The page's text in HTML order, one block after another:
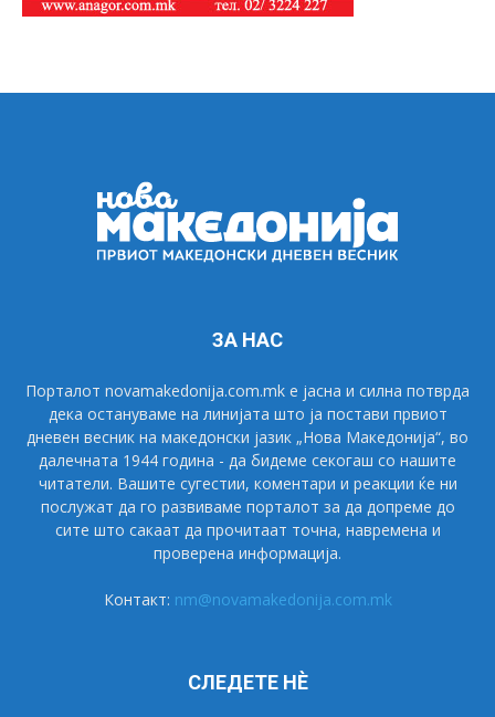
ЗА НАС
Порталот novamakedonija.com.mk е јасна и силна потврда
дека остануваме на линијата што ја постави првиот
дневен весник на македонски јазик „Нова Македонија“, во
далечната 1944 година - да бидеме секогаш со нашите
читатели. Вашите сугестии, коментари и реакции ќе ни
послужат да го развиваме порталот за да допреме до
сите што сакаат да прочитаат точна, навремена и
проверена информација.
Контакт: nm@novamakedonija.com.mk
СЛЕДЕТЕ НÈ